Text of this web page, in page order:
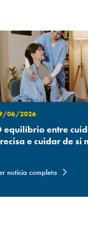
06/2026
equilíbrio entre
e cuidar de si
notícia completa